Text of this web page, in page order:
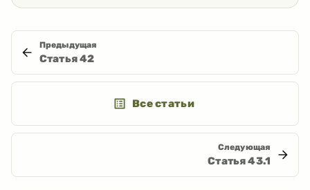
Предыдущая
Статья42
Все статьи
Следующая
Статья43.1